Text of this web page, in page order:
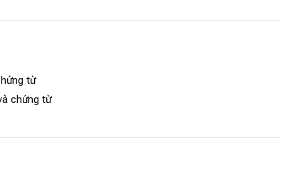
từ
chứng từ